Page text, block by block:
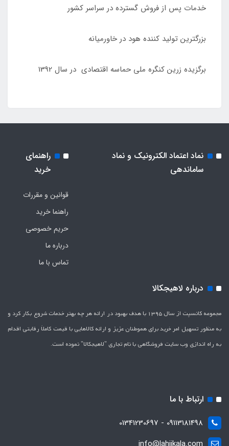
خدمات پس از فروش گسترده در سراسر کشور
بزرگترین تولید کننده هود در خاورمیانه
برگزیده زرین کنگره ملی حماسه اقتصادی در سال 1392
نماد اعتماد الکترونیک و نماد
ساماندهی
راهنمای
خرید
قوانین و مقررات
راهنما خرید
حریم خصوصی
درباره ما
تماس با ما
درباره لاهیجکالا
مجموعه کانسپت از سال 1395 با هدف بهبود در ارائه هر چه بهتر خدمات شروع بکار کرد و
به منظور تسهیل امر خرید برای هموطنان عزیز و ارائه کالاهایی با قیمت کاملاَ رقابتی اقدام
به راه اندازی وب سایت فروشگاهی با نام تجاری "لاهیج­کالا" نموده است.
ارتباط با ما
09113181498 - 01341230697